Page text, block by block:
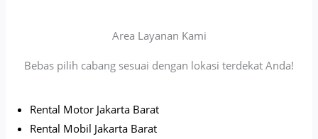
Area Layanan Kami
Bebas pilih cabang sesuai dengan lokasi terdekat Anda!
Rental Motor Jakarta Barat
Rental Mobil Jakarta Barat